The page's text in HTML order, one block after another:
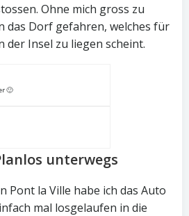
Ohne mich gross zu
das Dorf gefahren, welches für
der Insel zu liegen scheint.
🙂
unterwegs
Pont la Ville habe ich das Auto
mal losgelaufen in die